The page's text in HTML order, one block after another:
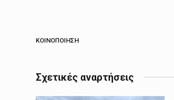
ΚΟΙΝΟΠΟΊΗΣΗ
Σχετικές αναρτήσεις